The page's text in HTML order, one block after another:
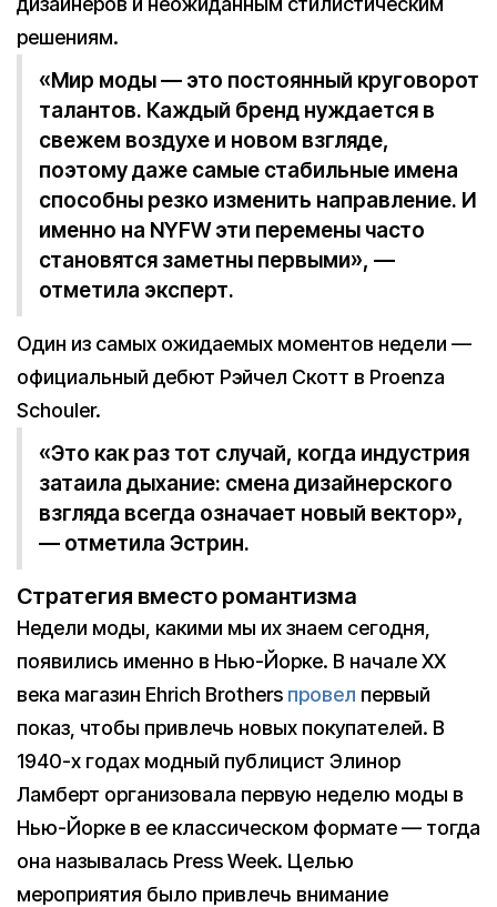
решениям.
«Мир моды — это постоянный круговорот
талантов. Каждый бренд нуждается в
свежем воздухе и новом взгляде,
поэтому даже самые стабильные имена
способны резко изменить направление. И
именно на NYFW эти перемены часто
становятся заметны первыми», —
отметила эксперт.
Один из самых ожидаемых моментов недели —
официальный дебют Рэйчел Скотт в Proenza
Schouler.
«Это как раз тот случай, когда индустрия
затаила дыхание: смена дизайнерского
взгляда всегда означает новый вектор»,
— отметила Эстрин.
Стратегия вместо романтизма
Недели моды, какими мы их знаем сегодня,
появились именно в Нью-Йорке. В начале XX
века магазин Ehrich Brothers провел первый
показ, чтобы привлечь новых покупателей. В
1940-х годах модный публицист Элинор
Ламберт организовала первую неделю моды в
Нью-Йорке в ее классическом формате — тогда
она называлась Press Week. Целью
мероприятия было привлечь внимание